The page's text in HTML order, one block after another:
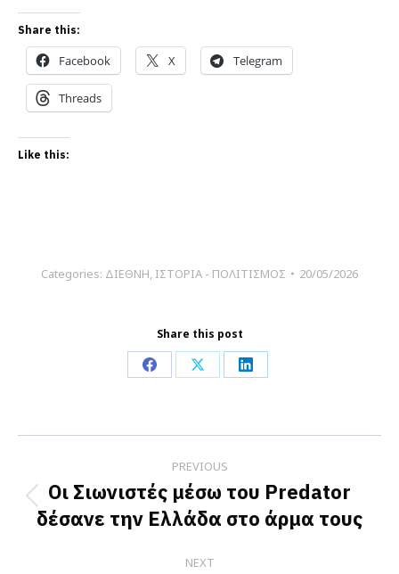
Share this:
Facebook X Telegram
Threads
Like this:
Categories: ΔΙΕΘΝΗ, ΙΣΤΟΡΙΑ - ΠΟΛΙΤΙΣΜΟΣ 20/05/2026
Share this post
Share
Facebook
Share
X
Share
LinkedIn
navigation
PREVIOUS
Previous
post:
Οι Σιωνιστές μέσω του Predator
δέσανε την Ελλάδα στο άρμα τους
NEXT